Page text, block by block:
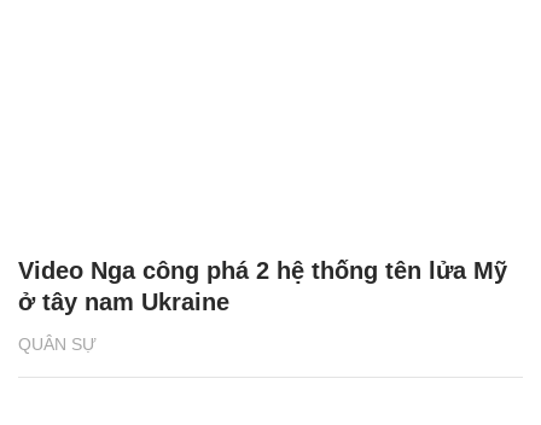
QUÂN SỰ
Video Nga công phá 2 hệ thống tên lửa Mỹ
ở tây nam Ukraine